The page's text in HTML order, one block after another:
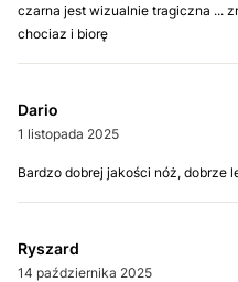
czarna jest wizualnie tragiczna ...
chociaz i biorę
Dario
1 listopada 2025
Bardzo dobrej jakości nóż, dobrze
Ryszard
14 października 2025